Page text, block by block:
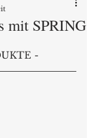
mit SPRING
-